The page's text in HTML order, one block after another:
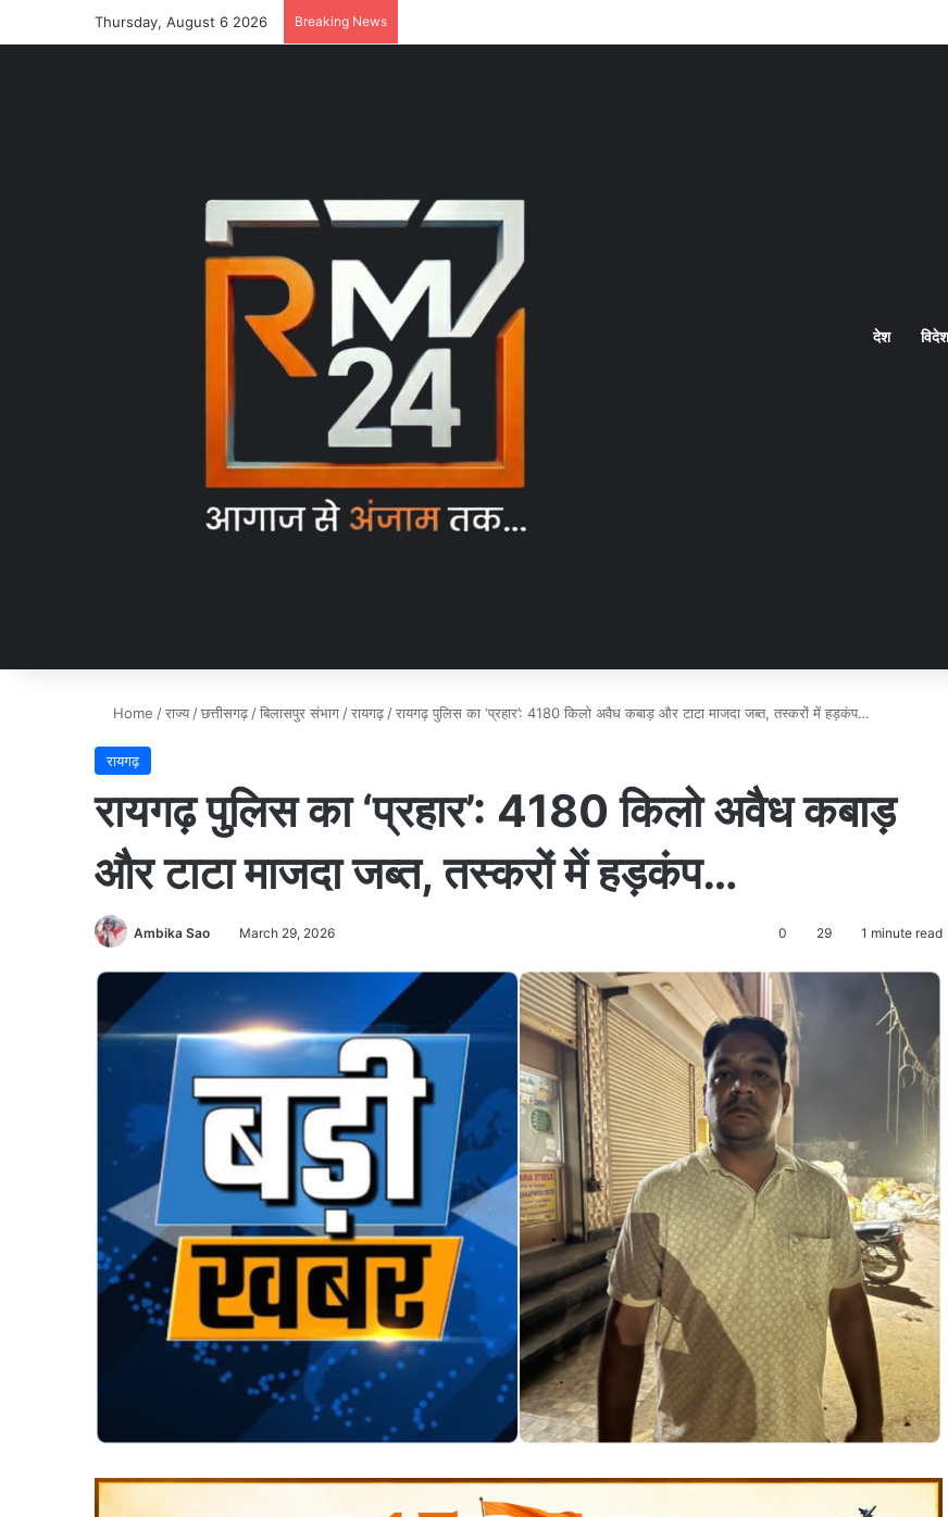
Thursday, August 6 2026 Breaking News
Homeदेश विदेश
Home /राज्य /छत्तीसगढ़ /बिलासपुर संभाग /रायगढ़ /रायगढ़ पुलिस का ‘प्रहार’: 4180 किलो अवैध कबाड़ और टाटा माजदा जब्त, तस्करों में हड़कंप…
रायगढ़
रायगढ़ पुलिस का ‘प्रहार’: 4180 किलो अवैध कबाड़
और टाटा माजदा जब्त, तस्करों में हड़कंप…
Ambika Sao March 29, 2026 0 29 1 minute read